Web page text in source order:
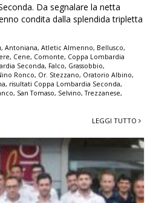
Da segnalare la netta
condita dalla splendida tripletta
, Antoniana, Atletic Almenno, Bellusco,
, Cene, Comonte, Coppa Lombardia
Seconda, Falco, Grassobbio,
Ronco, Or. Stezzano, Oratorio Albino,
, risultati Coppa Lombardia Seconda,
, San Tomaso, Selvino,Trezzanese,
LEGGI TUTTO